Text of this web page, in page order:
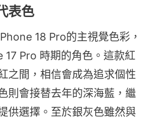
表色
18 Pro的主視覺色彩，
17 Pro 時期的角色。這款紅
之間，相信會成為追求個性
則會接替去年的深海藍，繼
供選擇。至於銀灰色雖然與